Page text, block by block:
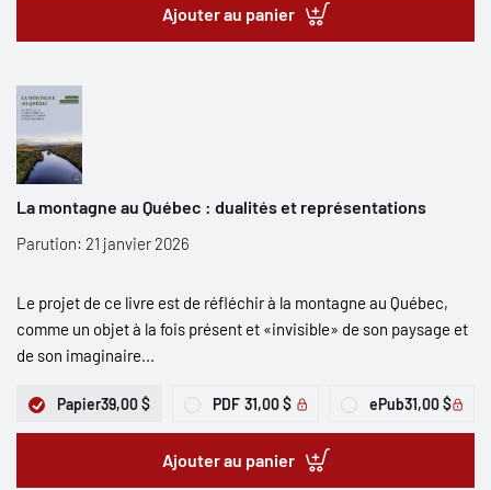
Ajouter au panier
La montagne au Québec : dualités et représentations
Parution: 21 janvier 2026
Le projet de ce livre est de réfléchir à la montagne au Québec,
comme un objet à la fois présent et «invisible» de son paysage et
de son imaginaire...
Papier39,00 $ PDF 31,00 $ ePub31,00 $
Ajouter au panier